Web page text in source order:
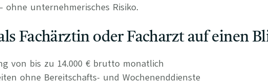
ohne unternehmerisches Risiko.
Fachärztin oder Facharzt auf einen
von bis zu 14.000 € brutto monatlich
ohne Bereitschafts- und Wochenenddienste